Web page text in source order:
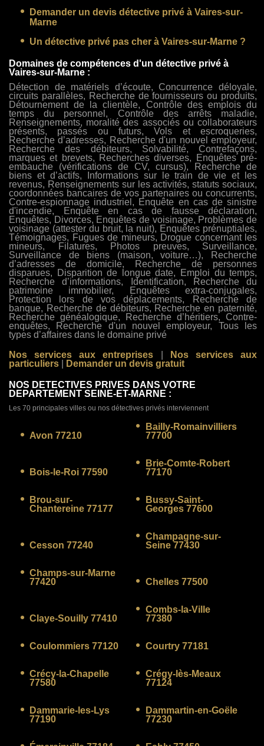
Demander un devis détective privé à Vaires-sur-
Marne
Un détective privé pas cher à Vaires-sur-Marne ?
Domaines de compétences d'un détective privé à
Vaires-sur-Marne :
Détection de matériels d’écoute, Concurrence déloyale,
circuits parallèles, Recherche de fournisseurs ou produits,
Détournement de la clientèle, Contrôle des emplois du
temps du personnel, Contrôle des arrêts maladie,
Renseignements, moralité des associés ou collaborateurs
présents, passés ou futurs, Vols et escroqueries,
Recherche d’adresses, Recherche d'un nouvel employeur,
Recherche des débiteurs, Solvabilité, Contrefaçons,
marques et brevets, Recherches diverses, Enquêtes pré-
embauche (vérifications de CV, cursus), Recherche de
biens et d’actifs, Informations sur le train de vie et les
revenus, Renseignements sur les activités, statuts sociaux,
coordonnées bancaires de vos partenaires ou concurrents,
Contre-espionnage industriel, Enquête en cas de sinistre
d'incendie, Enquête en cas de fausse déclaration,
Enquêtes, Divorces, Enquêtes de voisinage, Problèmes de
voisinage (attester du bruit, la nuit), Enquêtes prénuptiales,
Témoignages, Fugues de mineurs, Drogue concernant les
mineurs, Filatures, Photos preuves, Surveillance,
Surveillance de biens (maison, voiture…), Recherche
d’adresses de domicile, Recherche de personnes
disparues, Disparition de longue date, Emploi du temps,
Recherche d’informations, Identification, Recherche du
patrimoine immobilier, Enquêtes extra-conjugales,
Protection lors de vos déplacements, Recherche de
banque, Recherche de débiteurs, Recherche en paternité,
Recherche généalogique, Recherche d’héritiers, Contre-
enquêtes, Recherche d'un nouvel employeur, Tous les
types d’affaires dans le domaine privé
Nos services aux entreprises
Nos services aux
particuliers
Demander un devis gratuit
NOS DETECTIVES PRIVES DANS VOTRE
DEPARTEMENT SEINE-ET-MARNE :
Les 70 principales villes ou nos détectives privés interviennent
Avon 77210
Bailly-Romainvilliers
77700
Bois-le-Roi 77590
Brie-Comte-Robert
77170
Brou-sur-
Chantereine 77177
Bussy-Saint-
Georges 77600
Cesson 77240
Champagne-sur-
Seine 77430
Champs-sur-Marne
77420
Chelles 77500
Claye-Souilly 77410
Combs-la-Ville
77380
Coulommiers 77120 Courtry 77181
Crécy-la-Chapelle
77580
Crégy-lès-Meaux
77124
Dammarie-les-Lys
77190
Dammartin-en-Goële
77230